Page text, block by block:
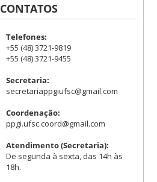
CONTATOS
Telefones:
+55 (48) 3721-9819
+55 (48) 3721-9455
Secretaria:
secretariappgiufsc@gmail.com
Coordenação:
ppgi.ufsc.coord@gmail.com
Atendimento (Secretaria):
De segunda à sexta, das 14h às
18h.